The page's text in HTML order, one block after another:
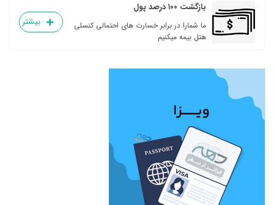
بازگشت ۱۰۰ درصد پول
ما شمارا در برابر خسارت های احتمالی کنسلی
هتل بیمه میکنیم
بیشتر